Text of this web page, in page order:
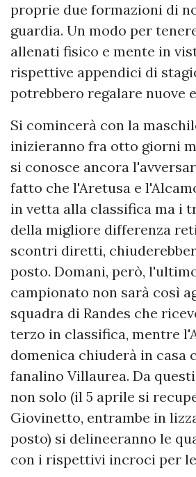
proprie due formazioni di
guardia. Un modo per
allenati fisico e mente in
rispettive appendici di
potrebbero regalare nuove
Si comincerà con la
inizieranno fra otto giorni
si conosce ancora
fatto che l'Aretusa e
in vetta alla classifica ma i
della migliore differenza
scontri diretti,
posto. Domani, però,
campionato non sarà così
squadra di Randes che
terzo in classifica, mentre
domenica chiuderà in casa
fanalino Villaurea. Da
non solo (il 5 aprile si
Giovinetto, entrambe in
posto) si delineeranno le
con i rispettivi incroci per